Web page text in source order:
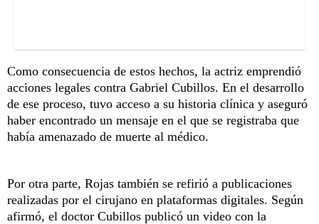
Como consecuencia de estos hechos, la actriz emprendió
acciones legales contra Gabriel Cubillos. En el desarrollo
de ese proceso, tuvo acceso a su historia clínica y aseguró
haber encontrado un mensaje en el que se registraba que
había amenazado de muerte al médico.
Por otra parte, Rojas también se refirió a publicaciones
realizadas por el cirujano en plataformas digitales. Según
afirmó, el doctor Cubillos publicó un video con la